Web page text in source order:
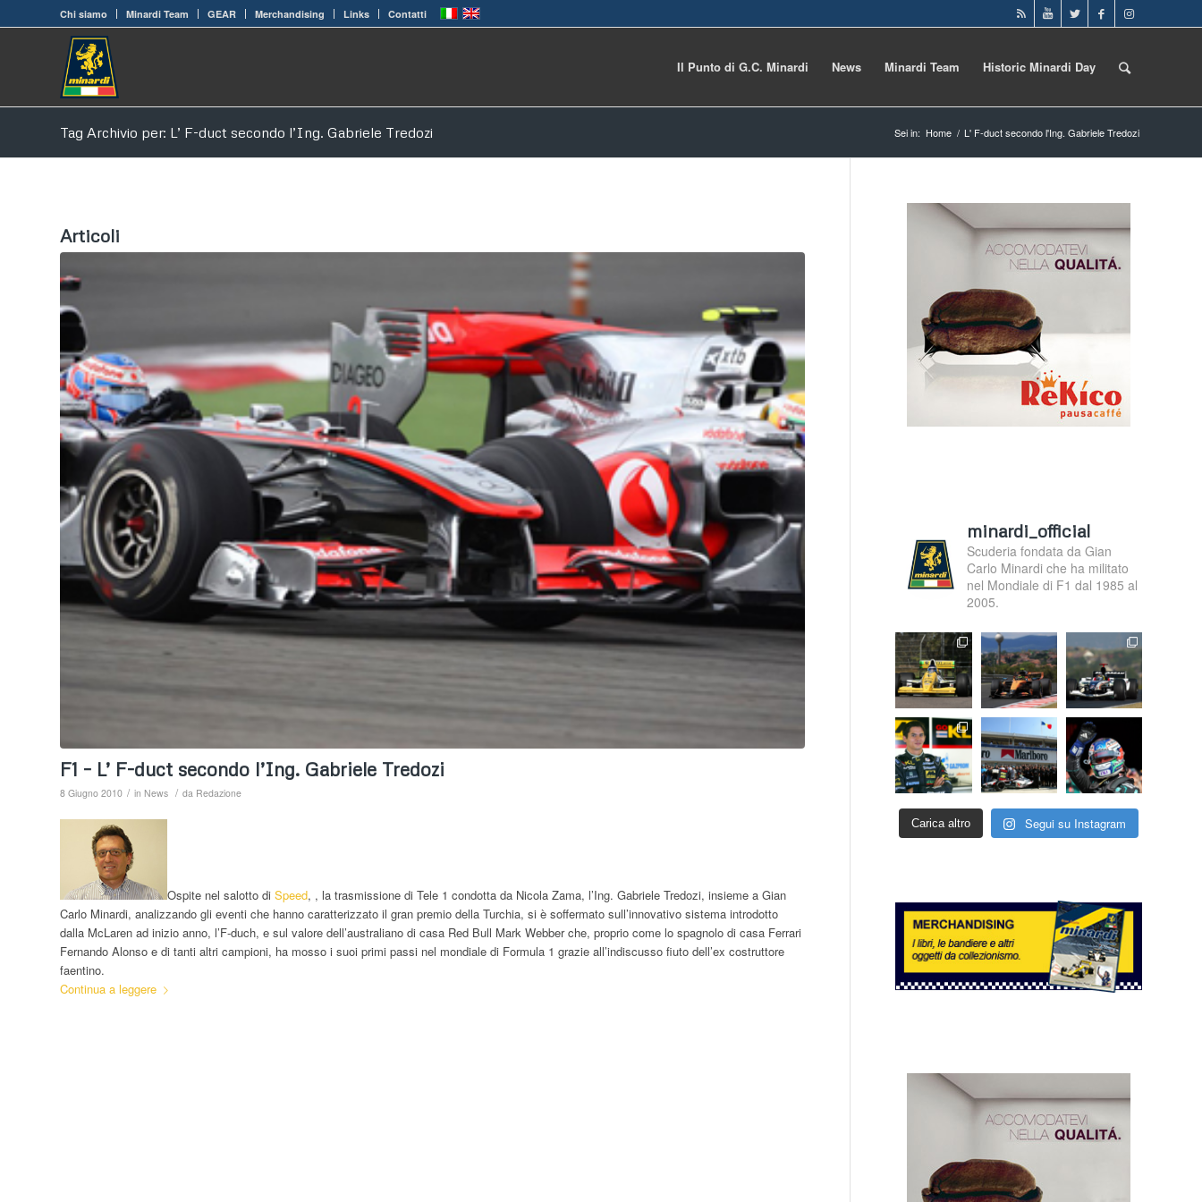
Chi siamo Minardi Team GEAR Merchandising Links Contatti
Il Punto di G.C. Minardi News Minardi Team Historic Minardi Day
Tag Archivio per: L’ F-duct secondo l’Ing. Gabriele Tredozi Sei in: Home / L' F-duct secondo l'Ing. Gabriele Tredozi
Articoli
F1 – L’ F-duct secondo l’Ing. Gabriele Tredozi
8 Giugno 2010 / in News / da Redazione
Ospite nel salotto di Speed, , la trasmissione di Tele 1 condotta da Nicola Zama, l’Ing. Gabriele Tredozi, insieme a Gian
Carlo Minardi, analizzando gli eventi che hanno caratterizzato il gran premio della Turchia, si è soffermato sull’innovativo sistema introdotto
dalla McLaren ad inizio anno, l’F-duch, e sul valore dell’australiano di casa Red Bull Mark Webber che, proprio come lo spagnolo di casa Ferrari
Fernando Alonso e di tanti altri campioni, ha mosso i suoi primi passi nel mondiale di Formula 1 grazie all’indiscusso fiuto dell’ex costruttore
faentino.
Continua a leggere
minardi_official
Scuderia fondata da Gian
Carlo Minardi che ha militato
nel Mondiale di F1 dal 1985 al
2005.
Carica altro Segui su Instagram